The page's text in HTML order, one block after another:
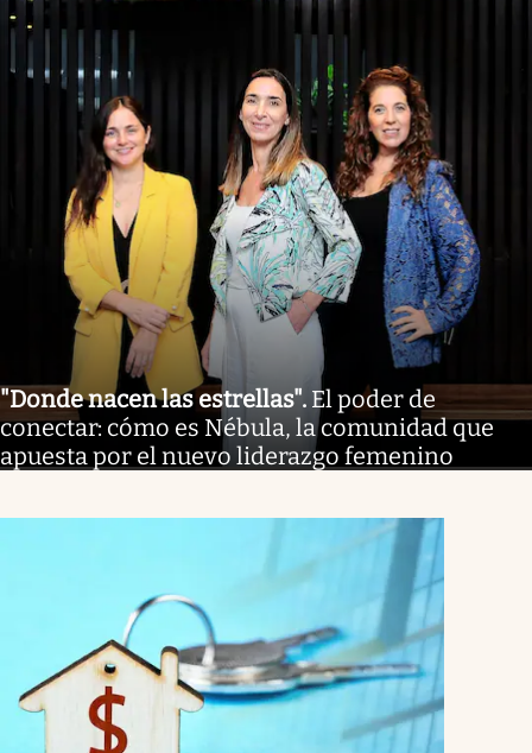
"Donde nacen las estrellas". El poder de
conectar: cómo es Nébula, la comunidad que
apuesta por el nuevo liderazgo femenino